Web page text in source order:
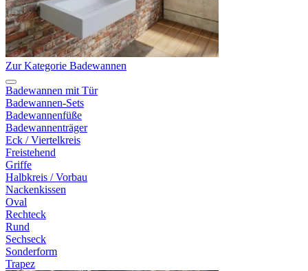
Zur Kategorie Badewannen
Badewannen mit Tür
Badewannen-Sets
Badewannenfüße
Badewannenträger
Eck / Viertelkreis
Freistehend
Griffe
Halbkreis / Vorbau
Nackenkissen
Oval
Rechteck
Rund
Sechseck
Sonderform
Trapez